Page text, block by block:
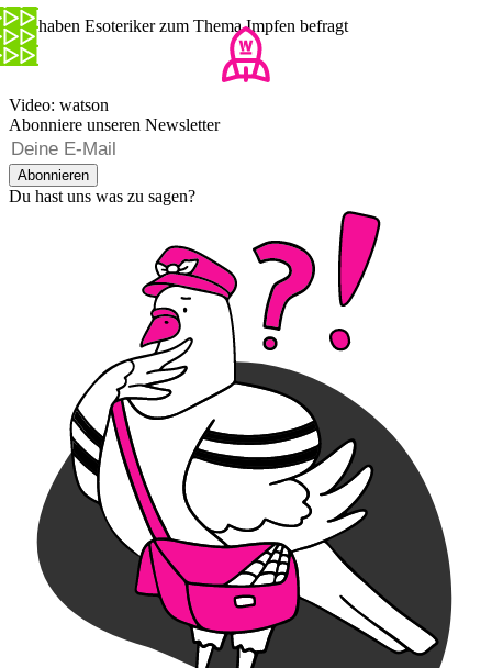
Wir haben Esoteriker zum Thema Impfen befragt
Video: watson
Abonniere unseren Newsletter
Abonnieren
Du hast uns was zu sagen?